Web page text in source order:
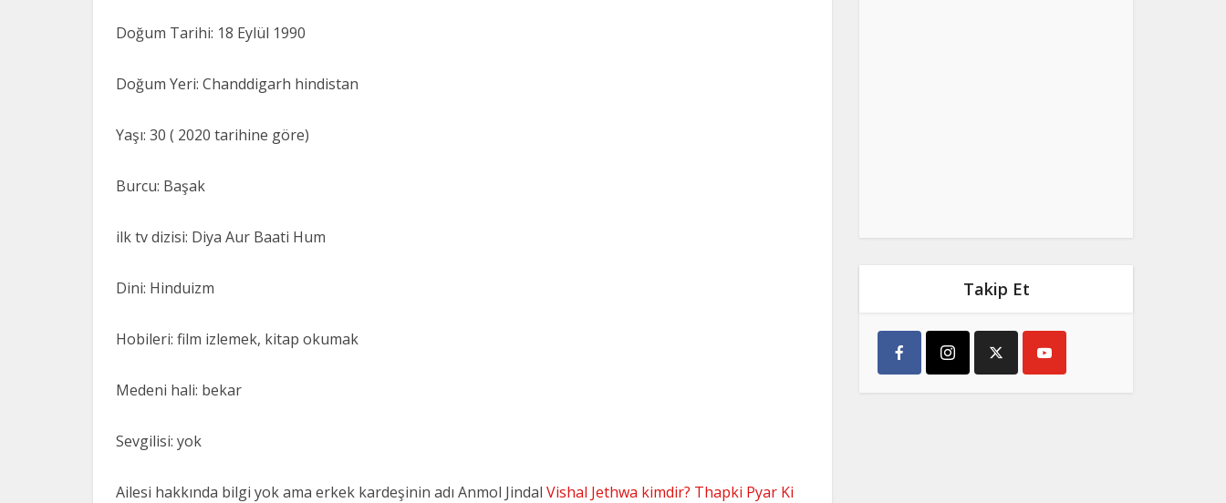
Doğum Tarihi: 18 Eylül 1990
Doğum Yeri: Chanddigarh hindistan
Yaşı: 30 ( 2020 tarihine göre)
Burcu: Başak
ilk tv dizisi: Diya Aur Baati Hum
Dini: Hinduizm
Hobileri: film izlemek, kitap okumak
Medeni hali: bekar
Sevgilisi: yok
Ailesi hakkında bilgi yok ama erkek kardeşinin adı Anmol Jindal Vishal Jethwa kimdir? Thapki Pyar Ki
Takip Et